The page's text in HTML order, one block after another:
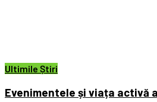
Ultimile Știri
Evenimentele și viața activă